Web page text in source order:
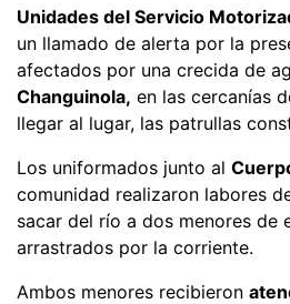
Unidades del Servicio
un llamado de alerta por la
afectados por una crecida de
Changuinola, en las cercanías
llegar al lugar, las patrullas
Los uniformados junto al
comunidad realizaron labores
sacar del río a dos menores de
arrastrados por la corriente.
Ambos menores recibieron